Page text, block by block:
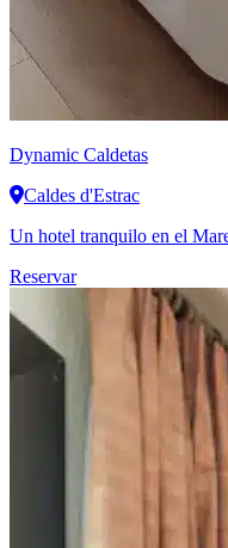
Dynamic Caldetas
Caldes d'Estrac
Un hotel tranquilo en el
Reservar